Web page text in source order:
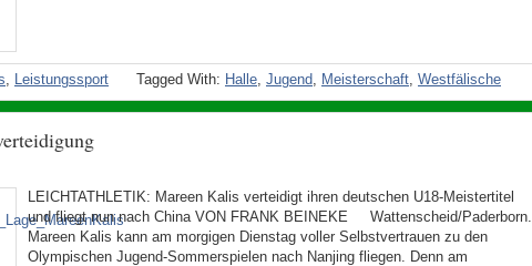
, Leistungssport Tagged With: Halle, Jugend, Meisterschaft, Westfälische
LEICHTATHLETIK: Mareen Kalis verteidigt ihren deutschen U18-Meistertitel
und fliegt nun nach China VON FRANK BEINEKE Wattenscheid/Paderborn.
Mareen Kalis kann am morgigen Dienstag voller Selbstvertrauen zu den
Olympischen Jugend-Sommerspielen nach Nanjing fliegen. Denn am